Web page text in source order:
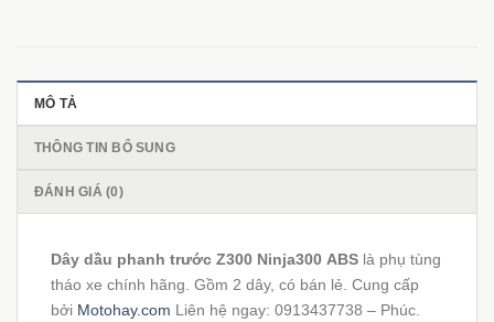
MÔ TẢ
THÔNG TIN BỔ SUNG
ĐÁNH GIÁ (0)
Dây dầu phanh trước Z300 Ninja300 ABS là phụ tùng
tháo xe chính hãng. Gồm 2 dây, có bán lẻ. Cung cấp
bởi Motohay.com Liên hệ ngay: 0913437738 – Phúc.